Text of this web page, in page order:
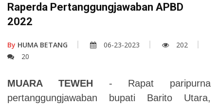
Raperda Pertanggungjawaban APBD
2022
By HUMA BETANG 06-23-2023
202
20
MUARA TEWEH - Rapat paripurna
pertanggungjawaban bupati Barito Utara,